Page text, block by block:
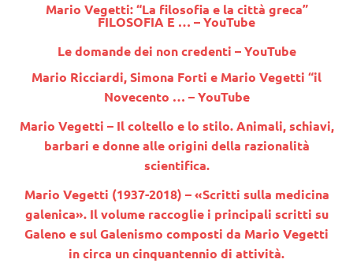
Mario Vegetti: “La filosofia e la città greca”
FILOSOFIA E … – YouTube
Le domande dei non credenti – YouTube
Mario Ricciardi, Simona Forti e Mario Vegetti “il
Novecento … – YouTube
Mario Vegetti – Il coltello e lo stilo. Animali, schiavi,
barbari e donne alle origini della razionalità
scientifica.
Mario Vegetti (1937-2018) – «Scritti sulla medicina
galenica». Il volume raccoglie i principali scritti su
Galeno e sul Galenismo composti da Mario Vegetti
in circa un cinquantennio di attività.